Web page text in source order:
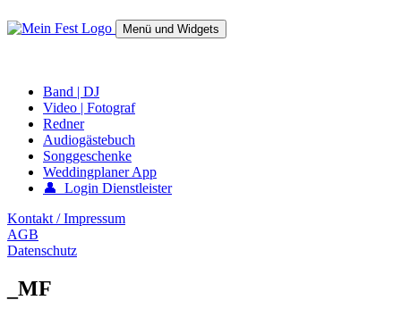
zum
Menü und Widgets
Band | DJ
Video | Fotograf
Redner
Audiogästebuch
Songgeschenke
Weddingplaner App
👤 Login Dienstleister
Kontakt / Impressum
AGB
Datenschutz
_MF